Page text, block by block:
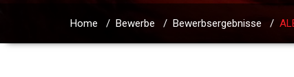
Home / Bewerbe / Bewerbsergebnisse /